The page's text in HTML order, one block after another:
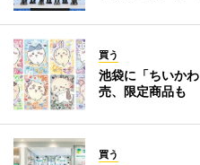
買う
池袋に「ちいか
売、限定商品も
買う